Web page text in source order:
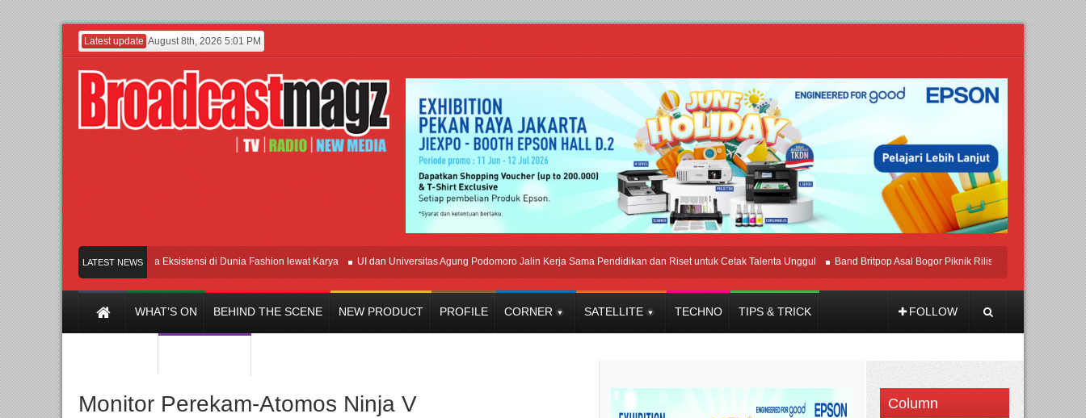
Latest update August 8th, 2026 5:01 PM
LATEST NEWS
Lenny Ivylen: 26 Tahun Jaga Eksistensi di Dunia Fashion lewat Karya UI dan Universitas Agung Podomoro Jalin Kerja Sama Pendidikan dan Riset untuk Cetak Talenta Unggul Band Britpop Asal Bogor Piknik Rilis Mini Album “Astrometri”
WHAT’S ON BEHIND THE SCENE NEW PRODUCT PROFILE CORNER SATELLITE TECHNO TIPS & TRICK FOLLOW
Monitor Perekam-Atomos Ninja V Column